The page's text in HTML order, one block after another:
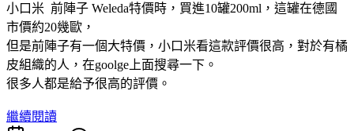
小口米 前陣子 Weleda特價時，買進10罐200ml，這罐在德國
市價約20幾歐，
但是前陣子有一個大特價，小口米看這款評價很高，對於有橘
皮組織的人，在goolge上面搜尋一下。
很多人都是給予很高的評價。
繼續閱讀